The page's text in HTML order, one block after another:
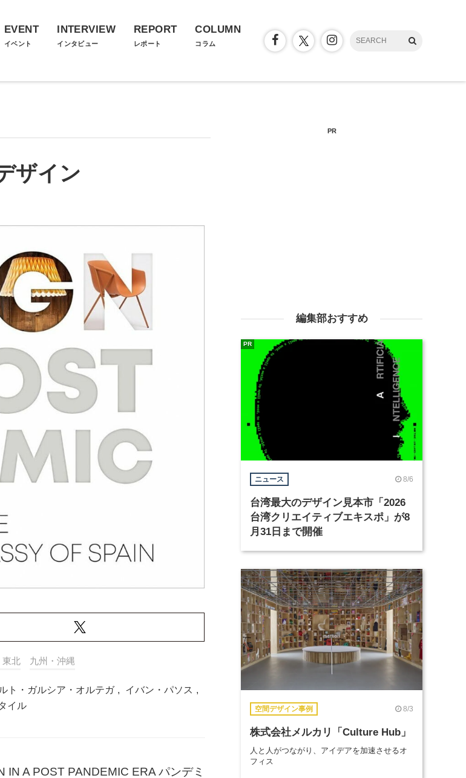
EVENT
イベント
INTERVIEW
インタビュー
REPORT
レポート
COLUMN
コラム
ザイン
東北 九州・沖縄
ト・ガルシア・オルテガ , イバン・パソス ,
イル
A POST PANDEMIC ERA パンデミ
PR
編集部おすすめ
ニュース 8/6
台湾最大のデザイン見本市「2026
台湾クリエイティブエキスポ」が8
月31日まで開催
PR
空間デザイン事例 8/3
株式会社メルカリ「Culture Hub」
人と人がつながり、アイデアを加速させるオ
フィス